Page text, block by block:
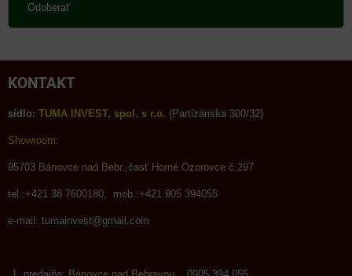
Odoberať
KONTAKT
sídlo: TUMA INVEST, spol. s r.o. (Partizánska 300/32)
Showroom:
95703 Bánovce nad Bebr.,časť Horné Ozorovce č.297
tel.:+421 38 7600180, mob.:+421 905 394055
e-mail: tumainvest@gmail.com